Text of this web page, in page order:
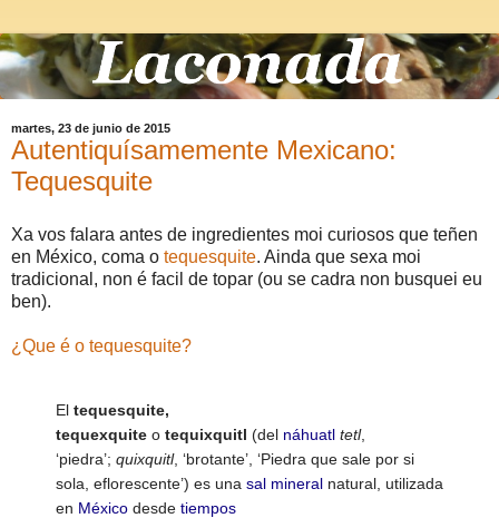
martes, 23 de junio de 2015
Autentiquísamemente Mexicano:
Tequesquite
Xa vos falara antes de ingredientes moi curiosos que teñen
en México, coma o tequesquite. Ainda que sexa moi
tradicional, non é facil de topar (ou se cadra non busquei eu
ben).
¿Que é o tequesquite?
El tequesquite,
tequexquite o tequixquitl (del náhuatl tetl,
‘piedra’; quixquitl, ‘brotante’, ‘Piedra que sale por si
sola, eflorescente’) es una sal mineral natural, utilizada
en México desde tiempos